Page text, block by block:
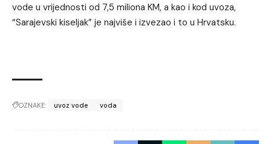
vode u vrijednosti od 7,5 miliona KM, a kao i kod uvoza,
“Sarajevski kiseljak” je najviše i izvezao i to u Hrvatsku.
OZNAKE: uvoz vode voda